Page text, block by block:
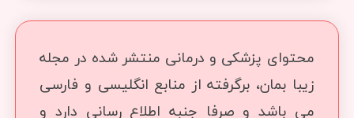
محتوای پزشکی و درمانی منتشر شده در مجله
زیبا بمان، برگرفته از منابع انگلیسی و فارسی
می باشد و صرفا جنبه اطلاع رسانی دارد و